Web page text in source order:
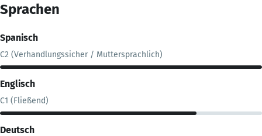
Sprachen
Spanisch
C2 (Verhandlungssicher / Muttersprachlich)
Englisch
C1 (Fließend)
Deutsch